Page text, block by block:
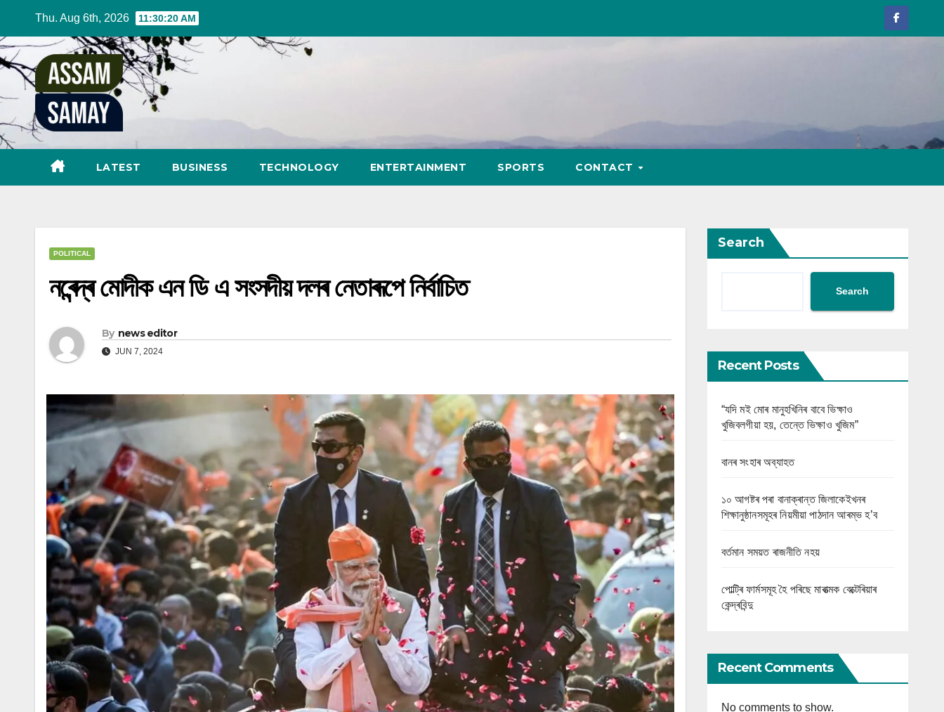
content
Thu. Aug 6th, 2026 11:30:21 AM
LATEST BUSINESS TECHNOLOGY ENTERTAINMENT SPORTS CONTACT
POLITICAL
নৰেন্দ্ৰ মোদীক এন ডি এ সংসদীয় দলৰ নেতাৰূপে নিৰ্বাচিত
By news editor
JUN 7, 2024
Search
Search
Recent Posts
“যদি মই মোৰ মানুহখিনিৰ বাবে ভিক্ষাও
খুজিবলগীয়া হয়, তেন্তে ভিক্ষাও খুজিম”
বানৰ সংহাৰ অব্যাহত
১০ আগষ্টৰ পৰা বানাক্ৰান্ত জিলাকেইখনৰ
শিক্ষানুষ্ঠানসমূহৰ নিয়মীয়া পাঠদান আৰম্ভ হ’ব
বৰ্তমান সময়ত ৰাজনীতি নহয়
পোল্ট্ৰি ফাৰ্মসমূহ হৈ পৰিছে মাৰাত্মক বেক্টেৰিয়াৰ
কেন্দ্ৰবিন্দু
Recent Comments
No comments to show.